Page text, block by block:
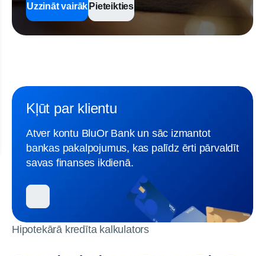
Uzzināt vairāk Pieteikties
Kļūt par klientu
Atver kontu BluOr Bank un sāc izmantot
bankas pakalpojumus, kas palīdz ērti pārvaldīt
savas finanses ikdienā.
Hipotekārā kredīta kalkulators